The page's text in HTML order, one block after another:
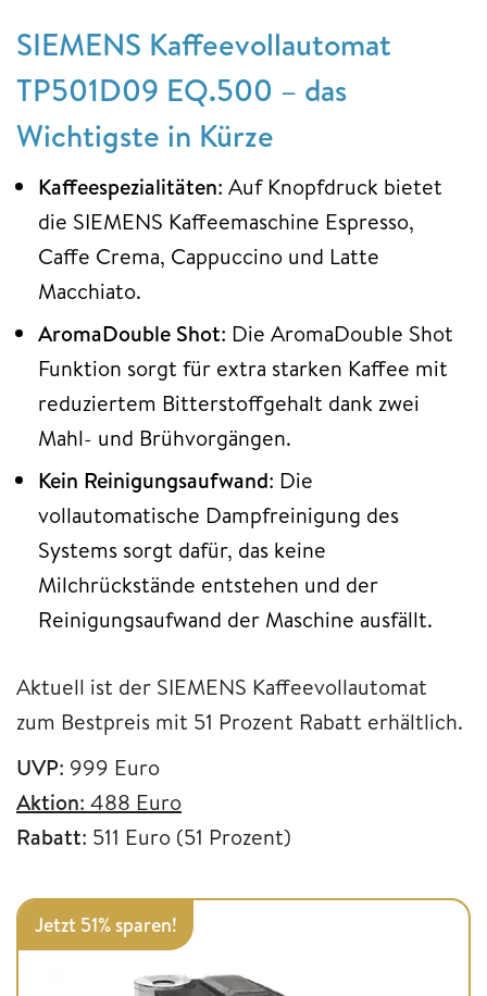
SIEMENS Kaffeevollautomat
TP501D09 EQ.500 – das
Wichtigste in Kürze
Kaffeespezialitäten: Auf Knopfdruck bietet
die SIEMENS Kaffeemaschine Espresso,
Caffe Crema, Cappuccino und Latte
Macchiato.
AromaDouble Shot: Die AromaDouble Shot
Funktion sorgt für extra starken Kaffee mit
reduziertem Bitterstoffgehalt dank zwei
Mahl- und Brühvorgängen.
Kein Reinigungsaufwand: Die
vollautomatische Dampfreinigung des
Systems sorgt dafür, das keine
Milchrückstände entstehen und der
Reinigungsaufwand der Maschine ausfällt.
Aktuell ist der SIEMENS Kaffeevollautomat
zum Bestpreis mit 51 Prozent Rabatt erhältlich.
UVP: 999 Euro
Aktion: 488 Euro
Rabatt: 511 Euro (51 Prozent)
Jetzt 51% sparen!